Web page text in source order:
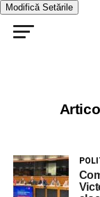
Modifică Setările